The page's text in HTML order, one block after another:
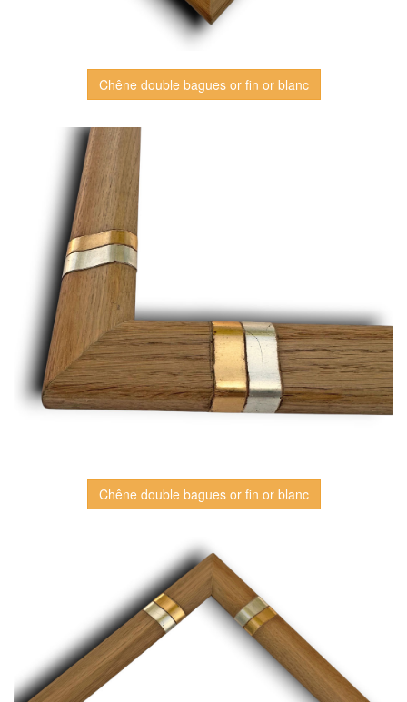
Chêne double bagues or fin or blanc
Chêne double bagues or fin or blanc